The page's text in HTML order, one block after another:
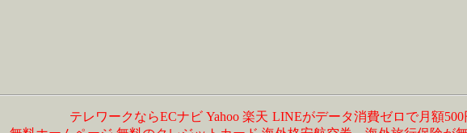
テレワークならECナビ Yahoo 楽天 LINEがデータ消費ゼロで月額500